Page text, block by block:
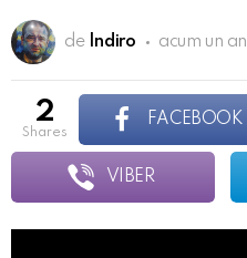
de Indiro acum un an
2
shares
FACEBOOK
VIBER